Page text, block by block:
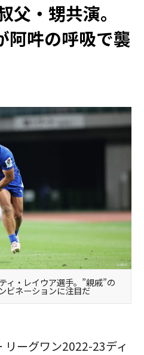
父・甥共演。
阿吽の呼吸で襲
ィ・レイウア選手。”親戚”の
ビネーションに注目だ
ーグワン2022-23ディ